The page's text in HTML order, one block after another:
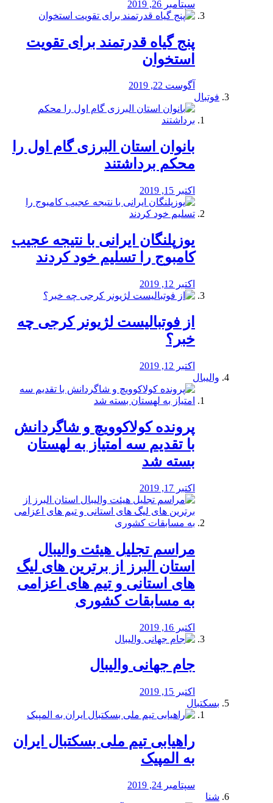
سپتامبر 26, 2019
پنج گیاه قدرتمند برای تقویت
استخوان
آگوست 22, 2019
فوتبال
بانوان استان البرزی گام اول را
محكم برداشتند
اکتبر 15, 2019
یوزپلنگان ایرانی با نتیجه عجیب
کامبوج را تسلیم خود کردند
اکتبر 12, 2019
از فوتبالیست لژیونر کرجی چه
خبر؟
اکتبر 12, 2019
والیبال
پرونده کولاکوویچ و شاگردانش
با تقدیم سه امتیاز به لهستان
بسته شد
اکتبر 17, 2019
مراسم تجلیل هیئت والیبال
استان البرز از برترین های لیگ
های استانی و تیم های اعزامی
به مسابقات کشوری
اکتبر 16, 2019
جام جهانی والیبال
اکتبر 15, 2019
بسکتبال
راهیابی تیم ملی بسکتبال ایران
به المپیک
سپتامبر 24, 2019
شنا